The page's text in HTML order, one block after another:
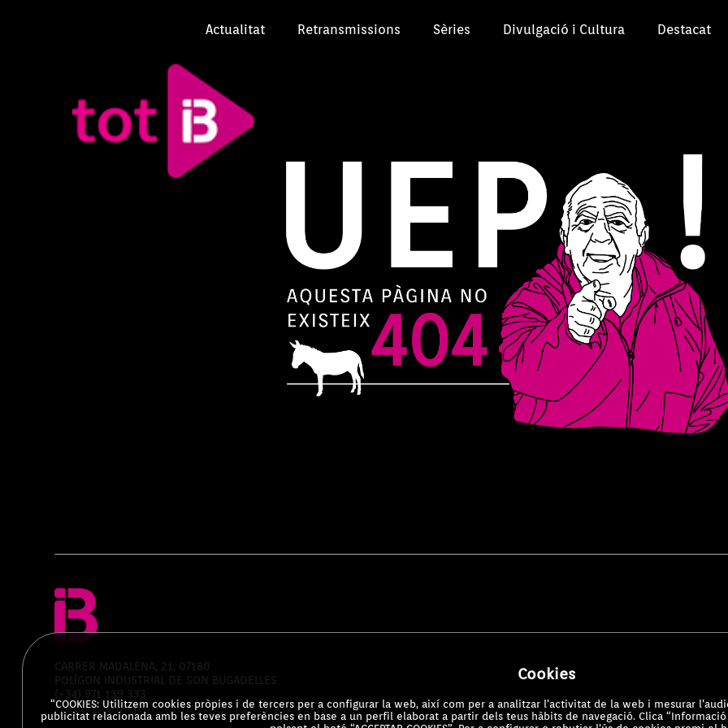
Actualitat Retransmissions Sèries Divulgació i Cultura Destacat
CARRER MADALENA, 21, 07180
POLÍGON INDUSTRIAL DE SON BUGADELLES
(+34) 971 139 333
© ENS PÚBLIC DE RADIOTELEVISIÓ DE LES ILLES BALEARS
Cookies
“COOKIES: Utilitzem cookies pròpies i de tercers per a configurar la web, així com per a analitzar l’activitat de la web i mesurar
publicitat relacionada amb les teves preferències en base a un perfil elaborat a partir dels teus hàbits de navegació. Clica